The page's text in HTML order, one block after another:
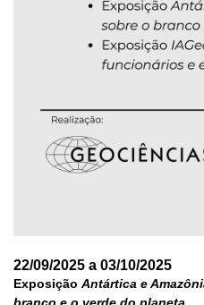
22/09/2025 a 03/10/2025
Exposição Antártica e